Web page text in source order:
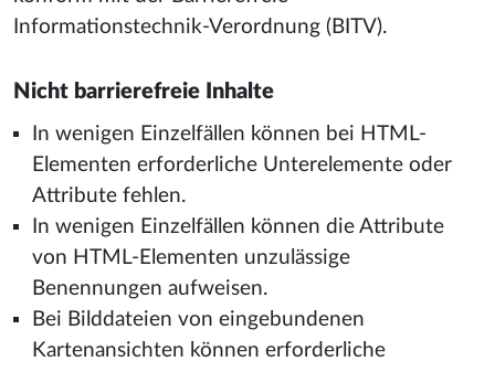
Informationstechnik-Verordnung (BITV).
Nicht barrierefreie Inhalte
In wenigen Einzelfällen können bei HTML-
Elementen erforderliche Unterelemente oder
Attribute fehlen.
In wenigen Einzelfällen können die Attribute
von HTML-Elementen unzulässige
Benennungen aufweisen.
Bei Bilddateien von eingebundenen
Kartenansichten können erforderliche